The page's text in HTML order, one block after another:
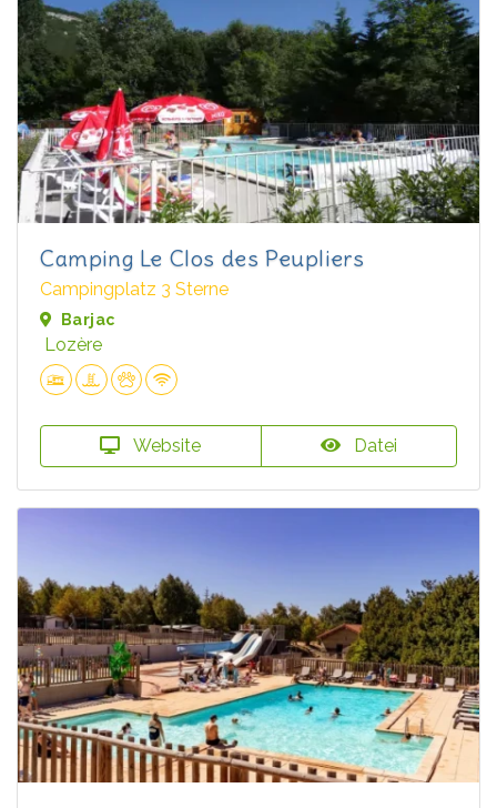
Camping Le Clos des Peupliers
Campingplatz 3 Sterne
Barjac
Lozère
Website Datei